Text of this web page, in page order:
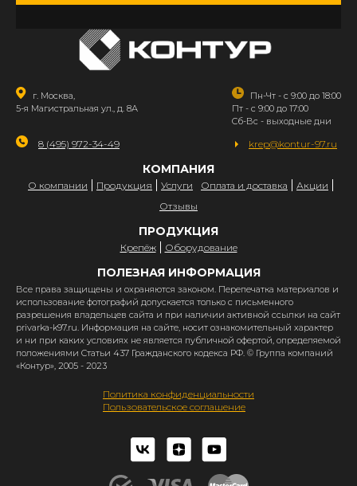
г. Москва,
5-я Магистральная ул., д. 8А
Пн-Чт - с 9:00 до 18:00
Пт - с 9:00 до 17:00
Сб-Вс - выходные дни
8 (495) 972-34-49 krep@kontur-97.ru
КОМПАНИЯ
О компании Продукция Услуги Оплата и доставка
Акции
Отзывы
ПРОДУКЦИЯ
Крепёж Оборудование
ПОЛЕЗНАЯ ИНФОРМАЦИЯ
Все права защищены и охраняются законом. Перепечатка материалов и
использование фотографий допускается только с письменного
разрешения владельцев сайта и при наличии активной ссылки на сайт
privarka-k97.ru. Информация на сайте, носит ознакомительный характер
и ни при каких условиях не является публичной офертой, определяемой
положениями Статьи 437 Гражданского кодекса РФ. © Группа компаний
«Контур», 2005 - 2023
Политика конфиденциальности
Пользовательское соглашение